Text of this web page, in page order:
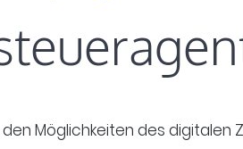
Möglichkeiten des digitalen